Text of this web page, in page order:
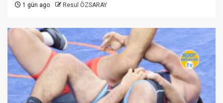
1 gün ago Resul ÖZSARAY